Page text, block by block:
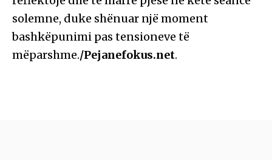
solemne, duke shënuar një moment
bashkëpunimi pas tensioneve të
mëparshme./Pejanefokus.net.